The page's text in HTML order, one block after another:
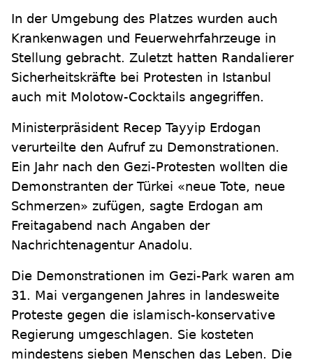
In der Umgebung des Platzes wurden auch
Krankenwagen und Feuerwehrfahrzeuge in
Stellung gebracht. Zuletzt hatten Randalierer
Sicherheitskräfte bei Protesten in Istanbul
auch mit Molotow-Cocktails angegriffen.
Ministerpräsident Recep Tayyip Erdogan
verurteilte den Aufruf zu Demonstrationen.
Ein Jahr nach den Gezi-Protesten wollten die
Demonstranten der Türkei «neue Tote, neue
Schmerzen» zufügen, sagte Erdogan am
Freitagabend nach Angaben der
Nachrichtenagentur Anadolu.
Die Demonstrationen im Gezi-Park waren am
31. Mai vergangenen Jahres in landesweite
Proteste gegen die islamisch-konservative
Regierung umgeschlagen. Sie kosteten
mindestens sieben Menschen das Leben. Die